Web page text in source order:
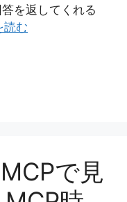
を返してくれる
読む
で見